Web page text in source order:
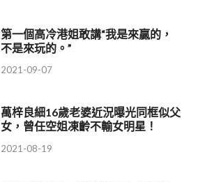
第一個高冷港姐敢講“我是來贏的，
不是來玩的。”
2021-09-07
萬梓良細16歲老婆近況曝光同框似父
女，曾任空姐凍齡不輸女明星！
2021-08-19